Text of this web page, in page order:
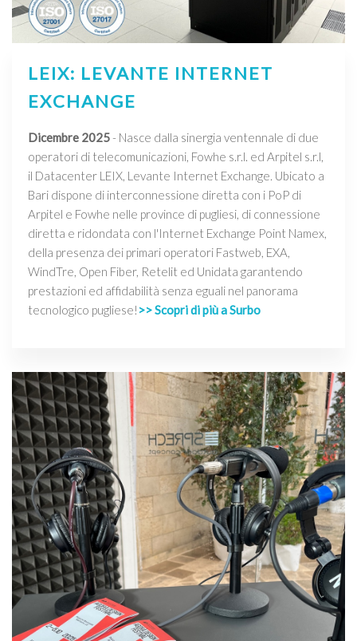
LEIX: LEVANTE INTERNET
EXCHANGE
Dicembre 2025- Nasce dalla sinergia ventennale di due
operatori di telecomunicazioni, Fowhe s.r.l. ed Arpitel s.r.l,
il Datacenter LEIX, Levante Internet Exchange. Ubicato a
Bari dispone di interconnessione diretta con i PoP di
Arpitel e Fowhe nelle province di pugliesi, di connessione
diretta e ridondata con l'Internet Exchange Point Namex,
della presenza dei primari operatori Fastweb, EXA,
WindTre, Open Fiber, Retelit ed Unidata garantendo
prestazioni ed affidabilità senza eguali nel panorama
tecnologico pugliese! >> Scopri di più a Surbo